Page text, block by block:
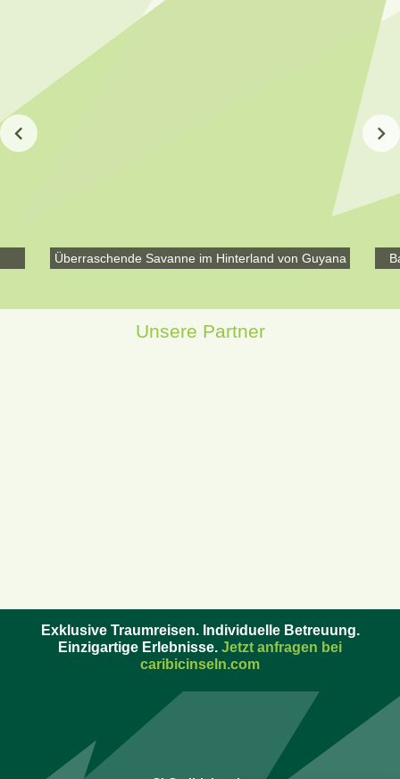
Überraschende Savanne im Hinterland von Guyana
Unsere Partner
Exklusive Traumreisen. Individuelle Betreuung.
Einzigartige Erlebnisse. Jetzt anfragen bei
caribicinseln.com